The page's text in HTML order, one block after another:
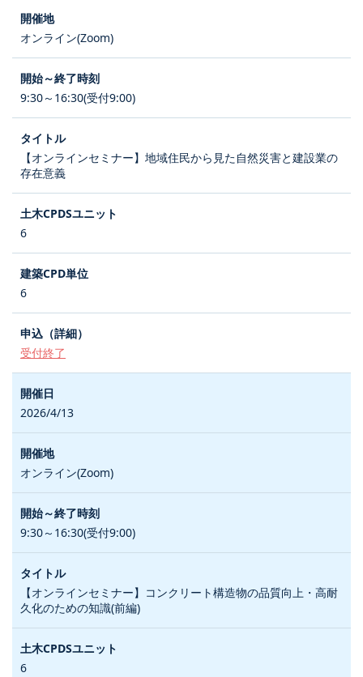
オンライン(Zoom)
9:30～16:30(受付9:00)
【オンラインセミナー】地域住民から見た自然災害と建設業の
存在意義
6
6
受付終了
2026/4/13
オンライン(Zoom)
9:30～16:30(受付9:00)
【オンラインセミナー】コンクリート構造物の品質向上・高耐
久化のための知識(前編)
6